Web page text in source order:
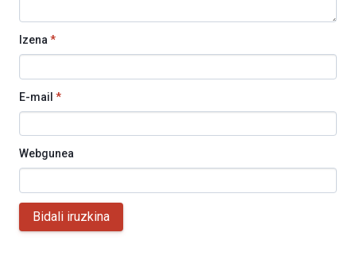
Izena*
E-mail *
Webgunea
Bidali iruzkina